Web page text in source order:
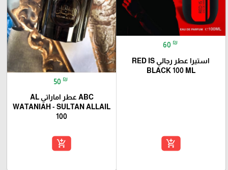
60 ₪
استيرا عطر رجالي RED IS
BLACK 100 ML
add_shopping_cart
50 ₪
ABC عطر اماراتي AL
WATANIAH - SULTAN ALLAIL
100
add_shopping_cart